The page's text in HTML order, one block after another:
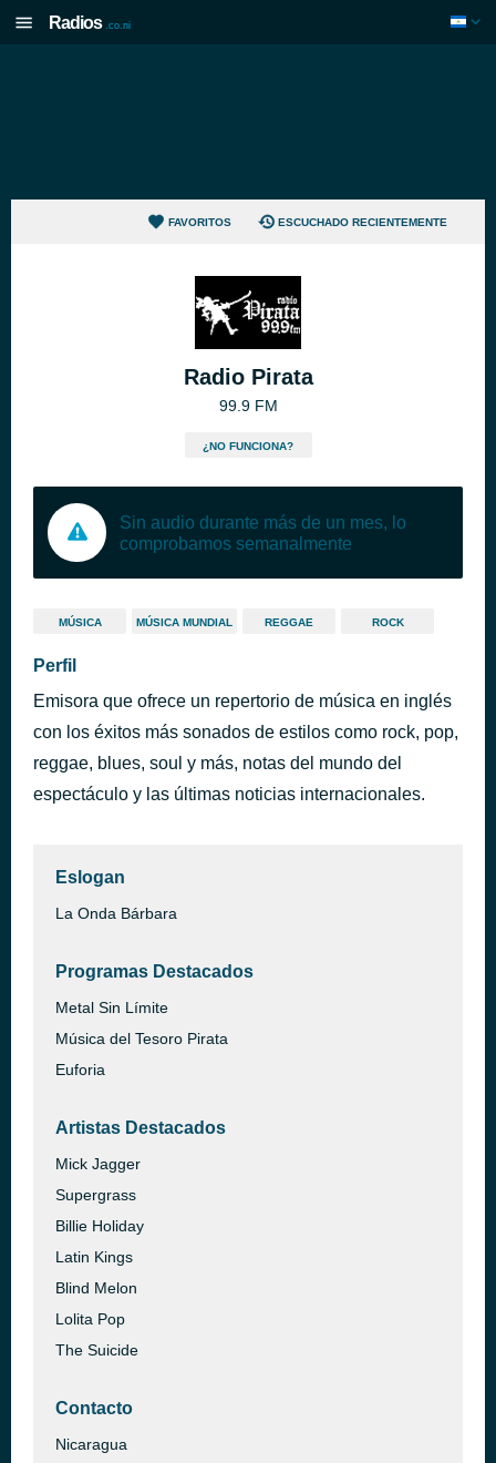
Radios .co.ni
FAVORITOS ESCUCHADO RECIENTEMENTE
Radio Pirata
99.9 FM
¿NO FUNCIONA?
Sin audio durante más de un mes, lo
comprobamos semanalmente
MÚSICA MÚSICA MUNDIAL REGGAE ROCK
Perfil
Emisora que ofrece un repertorio de música en inglés
con los éxitos más sonados de estilos como rock, pop,
reggae, blues, soul y más, notas del mundo del
espectáculo y las últimas noticias internacionales.
Eslogan
La Onda Bárbara
Programas Destacados
Metal Sin Límite
Música del Tesoro Pirata
Euforia
Artistas Destacados
Mick Jagger
Supergrass
Billie Holiday
Latin Kings
Blind Melon
Lolita Pop
The Suicide
Contacto
Nicaragua